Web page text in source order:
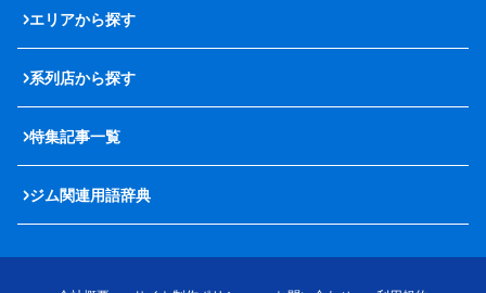
エリアから探す
系列店から探す
特集記事一覧
ジム関連用語辞典